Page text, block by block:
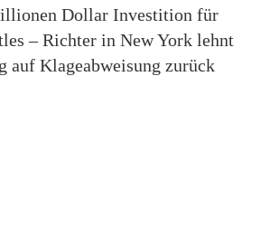
Dollar Investition für
– Richter in New York lehnt
auf Klageabweisung zurück